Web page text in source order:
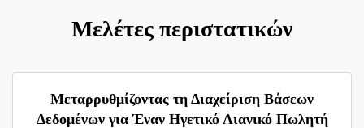
Μελέτες περιστατικών
Μεταρρυθμίζοντας τη Διαχείριση Βάσεων
Δεδομένων για Έναν Ηγετικό Λιανικό Πωλητή